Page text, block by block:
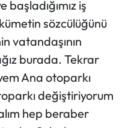
iş
sözcülüğünü
vatandaşının
burada. Tekrar
Ana otoparkı
değiştiriyorum
hep beraber